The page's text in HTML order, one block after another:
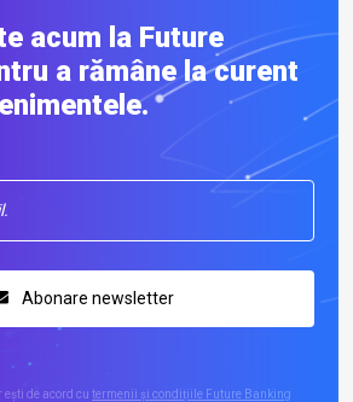
acum la Future
a rămâne la curent
Abonare newsletter
de acord cu termenii și condițiile Future Banking